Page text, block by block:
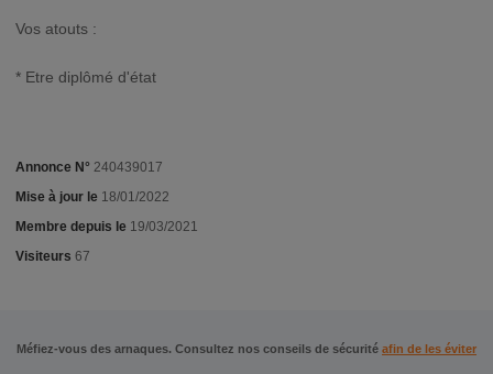
Vos atouts :
* Etre diplômé d'état
Annonce N° 240439017
Mise à jour le 18/01/2022
Membre depuis le 19/03/2021
Visiteurs 67
Méfiez-vous des arnaques. Consultez nos conseils de sécurité afin de les éviter